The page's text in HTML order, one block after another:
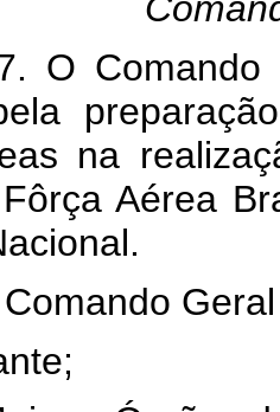
na
Aérea
Geral